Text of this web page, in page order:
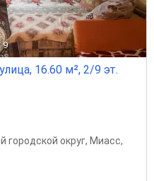
9
16.60 м², 2/9 эт.
городской округ, Миасс,